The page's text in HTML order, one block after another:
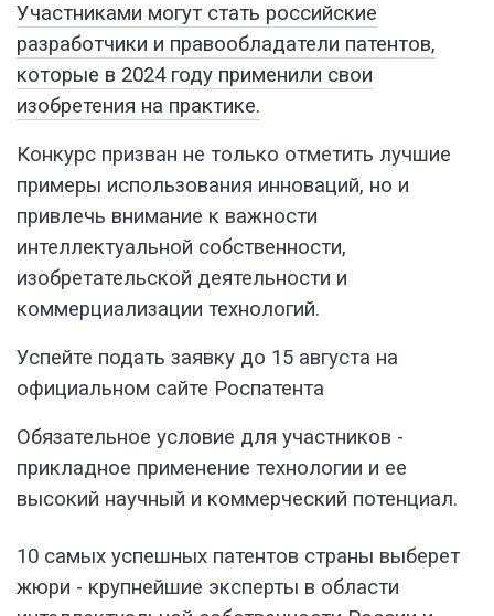
Участниками могут стать российские
разработчики и правообладатели патентов,
которые в 2024 году применили свои
изобретения на практике.
Конкурс призван не только отметить лучшие
примеры использования инноваций, но и
привлечь внимание к важности
интеллектуальной собственности,
изобретательской деятельности и
коммерциализации технологий.
Успейте подать заявку до 15 августа на
официальном сайте Роспатента
Обязательное условие для участников -
прикладное применение технологии и ее
высокий научный и коммерческий потенциал.
10 самых успешных патентов страны выберет
жюри - крупнейшие эксперты в области